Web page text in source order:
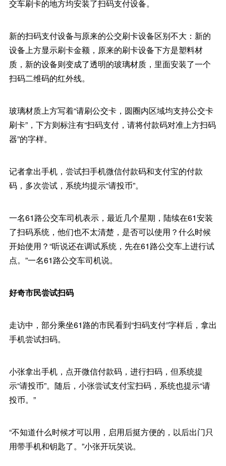
交车刷卡的地方均安装了扫码支付设备。
新的扫码支付设备与原来的公交刷卡设备区别不大：新的
设备上方显示刷卡金额，原来的刷卡设备下方是塑料材
质，新的设备则变成了透明的玻璃材质，里面安装了一个
扫码二维码的红外线。
玻璃材质上方写着“请刷公交卡，圆圈内区域均支持公交卡
刷卡”，下方则标注有“扫码支付，请将付款码对准上方扫码
器”的字样。
记者拿出手机，尝试扫手机微信付款码和支付宝的付款
码，多次尝试，系统均提示“请投币”。
一名61路公交车司机表示，最近几个星期，陆续在61安装
了扫码系统，他们也不太清楚，是否可以使用？什么时候
开始使用？“听说还在调试系统，先在61路公交车上进行试
点。”一名61路公交车司机说。
好奇市民尝试扫码
走访中，部分乘坐61路的市民看到“扫码支付”字样后，拿出
手机尝试扫码。
小张拿出手机，点开微信付款码，进行扫码，但系统提
示“请投币”。随后，小张尝试支付宝扫码，系统也提示“请
投币。”
“不知道什么时候才可以用，启用后挺方便的，以后出门只
用带手机和钥匙了。”小张开玩笑说。